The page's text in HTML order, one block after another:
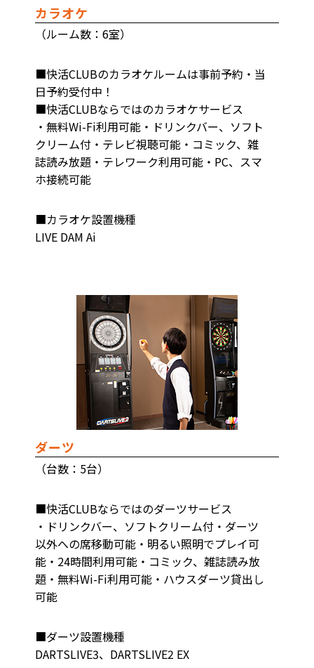
カラオケ
（ルーム数：6室）
■快活CLUBのカラオケルームは事前予約・当
日予約受付中！
■快活CLUBならではのカラオケサービス
・無料Wi-Fi利用可能・ドリンクバー、ソフト
クリーム付・テレビ視聴可能・コミック、雑
誌読み放題・テレワーク利用可能・PC、スマ
ホ接続可能
■カラオケ設置機種
LIVE DAM Ai
ダーツ
（台数：5台）
■快活CLUBならではのダーツサービス
・ドリンクバー、ソフトクリーム付・ダーツ
以外への席移動可能・明るい照明でプレイ可
能・24時間利用可能・コミック、雑誌読み放
題・無料Wi-Fi利用可能・ハウスダーツ貸出し
可能
■ダーツ設置機種
DARTSLIVE3、DARTSLIVE2 EX